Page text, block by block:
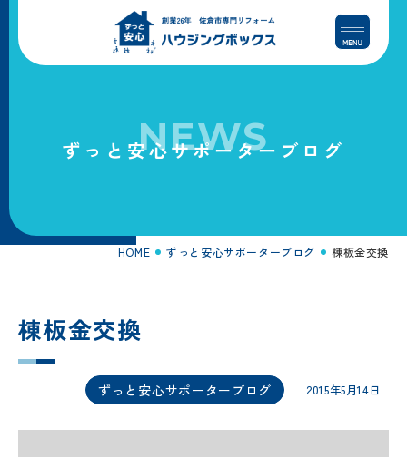
プ
動
ずっと安心サポーターブログ
NEWS
HOME ずっと安心サポーターブログ 棟板金交換
棟板金交換
ずっと安心サポーターブログ 2015年5月14日